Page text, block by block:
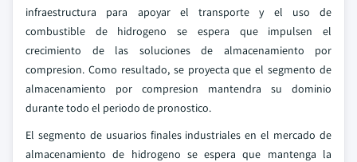
infraestructura para apoyar el transporte y el uso de
combustible de hidrogeno se espera que impulsen el
crecimiento de las soluciones de almacenamiento por
compresion. Como resultado, se proyecta que el segmento de
almacenamiento por compresion mantendra su dominio
durante todo el periodo de pronostico.
El segmento de usuarios finales industriales en el mercado de
almacenamiento de hidrogeno se espera que mantenga la